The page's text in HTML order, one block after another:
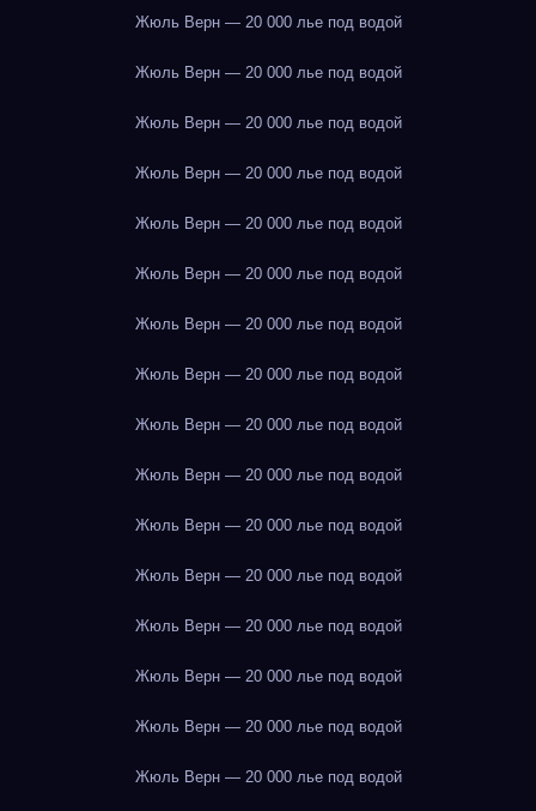
Жюль Верн — 20 000 лье под водой
Жюль Верн — 20 000 лье под водой
Жюль Верн — 20 000 лье под водой
Жюль Верн — 20 000 лье под водой
Жюль Верн — 20 000 лье под водой
Жюль Верн — 20 000 лье под водой
Жюль Верн — 20 000 лье под водой
Жюль Верн — 20 000 лье под водой
Жюль Верн — 20 000 лье под водой
Жюль Верн — 20 000 лье под водой
Жюль Верн — 20 000 лье под водой
Жюль Верн — 20 000 лье под водой
Жюль Верн — 20 000 лье под водой
Жюль Верн — 20 000 лье под водой
Жюль Верн — 20 000 лье под водой
Жюль Верн — 20 000 лье под водой